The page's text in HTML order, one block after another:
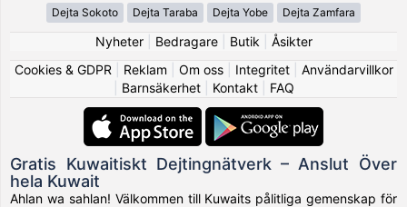
Dejta Sokoto Dejta Taraba Dejta Yobe Dejta Zamfara
Nyheter| Bedragare| Butik
Åsikter
Cookies & GDPR
Reklam Om oss| Integritet| Användarvillkor
Barnsäkerhet| Kontakt| FAQ
Gratis Kuwaitiskt Dejtingnätverk – Anslut Över
hela Kuwait
Ahlan wa sahlan! Välkommen till Kuwaits pålitliga gemenskap för